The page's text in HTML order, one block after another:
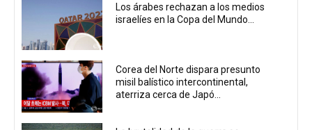
Los árabes rechazan a los medios
israelíes en la Copa del Mundo...
Corea del Norte dispara presunto
misil balístico intercontinental,
aterriza cerca de Japó...